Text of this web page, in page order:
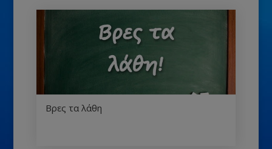
Βρες τα λάθη